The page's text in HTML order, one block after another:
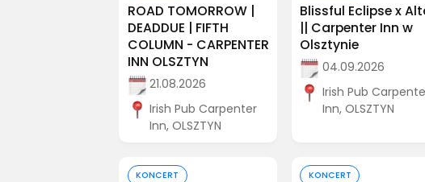
ROAD TOMORROW |
DEADDUE | FIFTH
COLUMN - CARPENTER
INN OLSZTYN
21.08.2026
Irish Pub Carpenter
Inn, OLSZTYN
Blissful Eclipse x
|| Carpenter Inn w
Olsztynie
04.09.2026
Irish Pub
Inn, OLSZTYN
Kup bilet
KONCERT
Kup bilet
KONCERT